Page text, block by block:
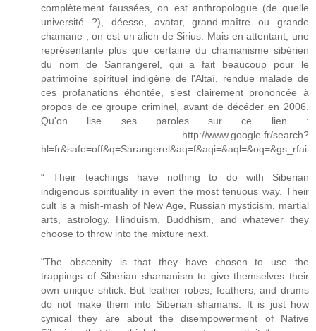
complètement faussées, on est anthropologue (de quelle
université ?), déesse, avatar, grand-maître ou grande
chamane ; on est un alien de Sirius. Mais en attentant, une
représentante plus que certaine du chamanisme sibérien
du nom de Sanrangerel, qui a fait beaucoup pour le
patrimoine spirituel indigène de l'Altaï, rendue malade de
ces profanations éhontée, s'est clairement prononcée à
propos de ce groupe criminel, avant de décéder en 2006.
Qu'on lise ses paroles sur ce lien :
http://www.google.fr/search?
hl=fr&safe=off&q=Sarangerel&aq=f&aqi=&aql=&oq=&gs_rfai
“ Their teachings have nothing to do with Siberian
indigenous spirituality in even the most tenuous way. Their
cult is a mish-mash of New Age, Russian mysticism, martial
arts, astrology, Hinduism, Buddhism, and whatever they
choose to throw into the mixture next.
"The obscenity is that they have chosen to use the
trappings of Siberian shamanism to give themselves their
own unique shtick. But leather robes, feathers, and drums
do not make them into Siberian shamans. It is just how
cynical they are about the disempowerment of Native